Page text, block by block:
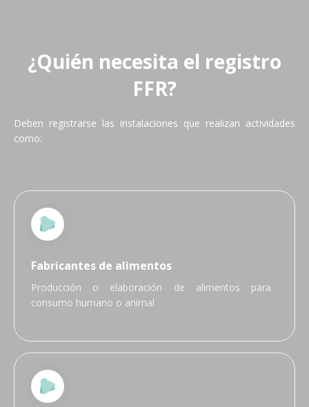
¿Quién necesita el registro
FFR?
Deben registrarse las instalaciones que realizan actividades
como:
Fabricantes de alimentos
Producción o elaboración de alimentos para
consumo humano o animal